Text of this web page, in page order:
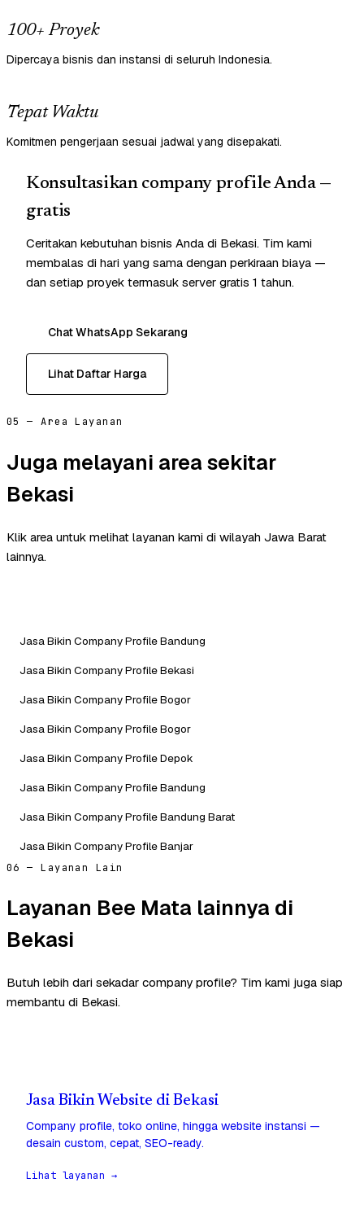
100+ Proyek
Dipercaya bisnis dan instansi di seluruh Indonesia.
Tepat Waktu
Komitmen pengerjaan sesuai jadwal yang disepakati.
Konsultasikan company profile Anda —
gratis
Ceritakan kebutuhan bisnis Anda di Bekasi. Tim kami
membalas di hari yang sama dengan perkiraan biaya —
dan setiap proyek termasuk server gratis 1 tahun.
Chat WhatsApp Sekarang
Lihat Daftar Harga
05 — Area Layanan
Juga melayani area sekitar
Bekasi
Klik area untuk melihat layanan kami di wilayah Jawa Barat
lainnya.
Jasa Bikin Company Profile Bandung
Jasa Bikin Company Profile Bekasi
Jasa Bikin Company Profile Bogor
Jasa Bikin Company Profile Bogor
Jasa Bikin Company Profile Depok
Jasa Bikin Company Profile Bandung
Jasa Bikin Company Profile Bandung Barat
Jasa Bikin Company Profile Banjar
06 — Layanan Lain
Layanan Bee Mata lainnya di
Bekasi
Butuh lebih dari sekadar company profile? Tim kami juga siap
membantu di Bekasi.
Jasa Bikin Website di Bekasi
Company profile, toko online, hingga website instansi —
desain custom, cepat, SEO-ready.
Lihat layanan →